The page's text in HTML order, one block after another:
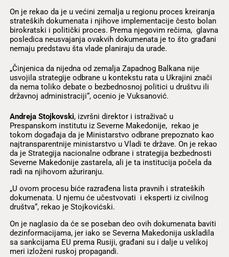
On je rekao da je u većini zemalja u regionu proces kreiranja
strateških dokumenata i njihove implementacije često bolan
birokratski i politički proces. Prema njegovim rečima, glavna
posledica neusvajanja ovakvih dokumenata je to što građani
nemaju predstavu šta vlade planiraju da urade.
„Činjenica da nijedna od zemalja Zapadnog Balkana nije
usvojila strategije odbrane u kontekstu rata u Ukrajini znači
da nema toliko debate o bezbednosnoj politici u društvu ili
državnoj administraciji“, ocenio je Vuksanović.
Andreja Stojkovski, izvršni direktor i istraživač u
Prespanskom institutu iz Severne Makedonije, rekao je
tokom događaja da je Ministarstvo odbrane prepoznato kao
najtransparentnije ministarstvo u Vladi te države. On je rekao
da je Strategija nacionalne odbrane i strategija bezbednosti
Severne Makedonije zastarela, ali je ta institucija počela da
radi na njihovom ažuriranju.
„U ovom procesu biće razrađena lista pravnih i strateških
dokumenata. U njemu će učestvovati i eksperti iz civilnog
društva“, rekao je Stojkovićski.
On je naglasio da će se poseban deo ovih dokumenata baviti
dezinformacijama, jer iako se Severna Makedonija uskladila
sa sankcijama EU prema Rusiji, građani su i dalje u velikoj
meri izloženi ruskoj propagandi.